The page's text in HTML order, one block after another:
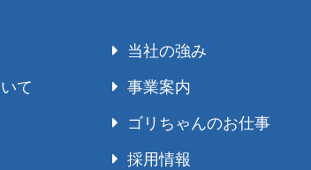
当社の強み
て
事業案内
ゴリちゃんのお仕事
採用情報